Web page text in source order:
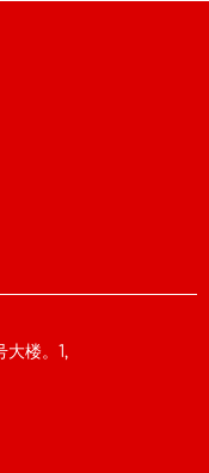
楼。1,